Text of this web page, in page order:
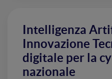
Intelligenza
Innovazione
digitale per la
nazionale